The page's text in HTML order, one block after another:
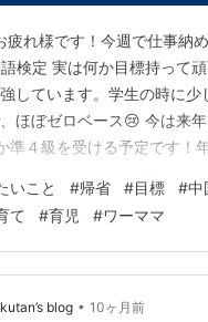
疲れ様です！今週で仕事納
定 実は何か目標持って頑
しています。学生の時に少
ほぼゼロベース😢 今は来
準４級を受ける予定です！
▷▷気持ちよく来年を迎え
いこと ・１年着なかった服
く） ・スマホにある不要
マホプランやネットなどの
い物の処遇 ここに書いたか
いこと #帰省 #目標 #中
て #育児 #ワーママ
blog • 10ヶ月前